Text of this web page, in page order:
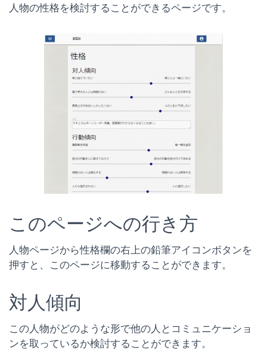
人物の性格を検討することができるページです。
このページへの行き方
人物ページから性格欄の右上の鉛筆アイコンボタンを
押すと、このページに移動することができます。
対人傾向
この人物がどのような形で他の人とコミュニケーショ
ンを取っているか検討することができます。